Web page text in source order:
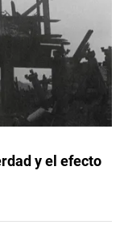
y el efecto